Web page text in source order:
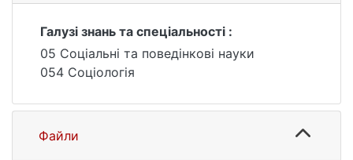
Галузі знань та спеціальності :
05 Соціальні та поведінкові науки
054 Соціологія
Файли